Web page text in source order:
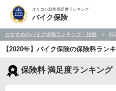
オリコン顧客満足度ランキング
バイク保険
おすすめのバイク保険ランキング・比較
【2020年】バイク保険の保険料ラン
保険料 満足度ランキング